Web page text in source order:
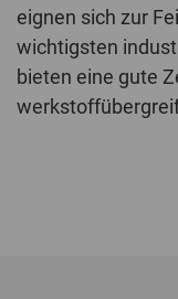
eignen sich zur
wichtigsten
bieten eine gute